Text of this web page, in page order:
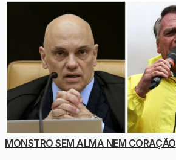
MONSTRO SEM ALMA NEM CORAÇÃO